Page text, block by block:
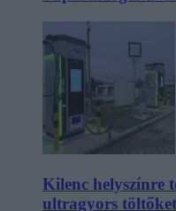
Kilenc helyszínre
ultragyors